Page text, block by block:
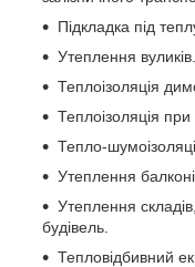
Підкладка під
Утеплення вуликів.
Теплоізоляція
Теплоізоляція
Тепло-
Утеплення
Утеплення
будівель.
Тепловідбивний